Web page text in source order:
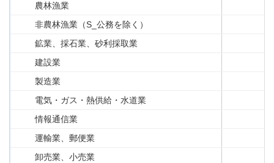
農林漁業
非農林漁業（S_公務を除く）
鉱業、採石業、砂利採取業
建設業
製造業
電気・ガス・熱供給・水道業
情報通信業
運輸業、郵便業
卸売業、小売業